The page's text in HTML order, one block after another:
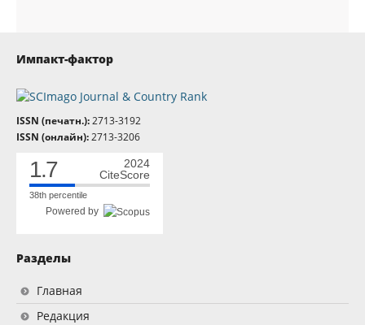
Импакт-фактор
ISSN (печатн.):2713-3192
ISSN (онлайн):2713-3206
1.7
2024
CiteScore
38th percentile
Powered by
Разделы
Главная
Редакция